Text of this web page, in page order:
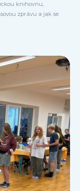
knihovnu,
zprávu a jak se